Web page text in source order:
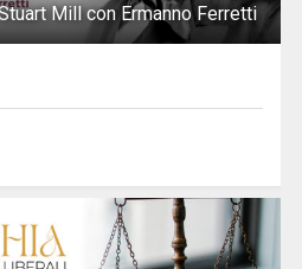
Mill con Ermanno Ferretti